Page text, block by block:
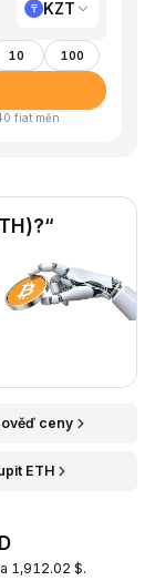
KZT
10 100
fiat měn
ceny
ETH
1,912.02 $.